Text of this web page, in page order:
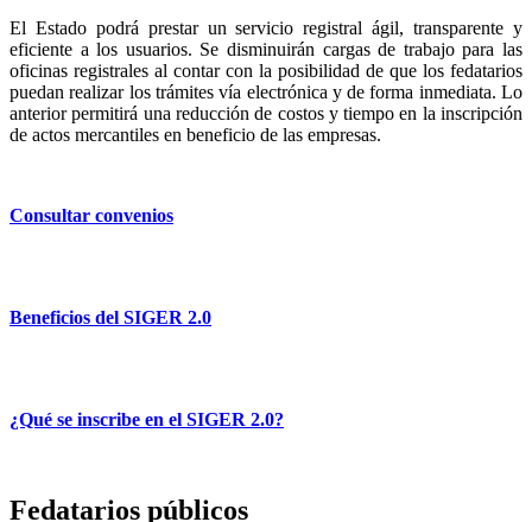
El Estado podrá prestar un servicio registral ágil, transparente y
eficiente a los usuarios. Se disminuirán cargas de trabajo para las
oficinas registrales al contar con la posibilidad de que los fedatarios
puedan realizar los trámites vía electrónica y de forma inmediata. Lo
anterior permitirá una reducción de costos y tiempo en la inscripción
de actos mercantiles en beneficio de las empresas.
Consultar convenios
Beneficios del SIGER 2.0
¿Qué se inscribe en el SIGER 2.0?
Fedatarios públicos